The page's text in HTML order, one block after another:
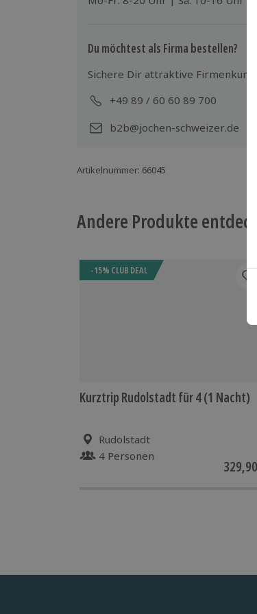
Für die lokale Steuer fallen
Kosten sind vor Ort zu
Hin- und Rückreise sind im
Du möchtest als Firma bestellen?
Sichere Dir attraktive
+49 89 / 60 60 89 700
b2b@jochen-schweizer.de
Artikelnummer: 66045
Andere Produkte
-15% CLUB DEAL
Kurztrip Rudolstadt für 4 (1 Nacht)
Rudolstadt
4 Personen